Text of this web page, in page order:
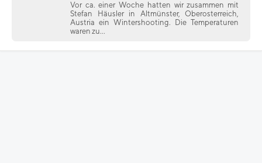
Vor ca. einer Woche hatten wir zusammen mit
Stefan Häusler in Altmünster, Oberosterreich,
Austria ein Wintershooting. Die Temperaturen
waren zu...